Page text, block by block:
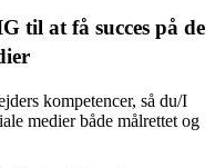
til at få succes på de
kompetencer, så du/I
medier både målrettet og